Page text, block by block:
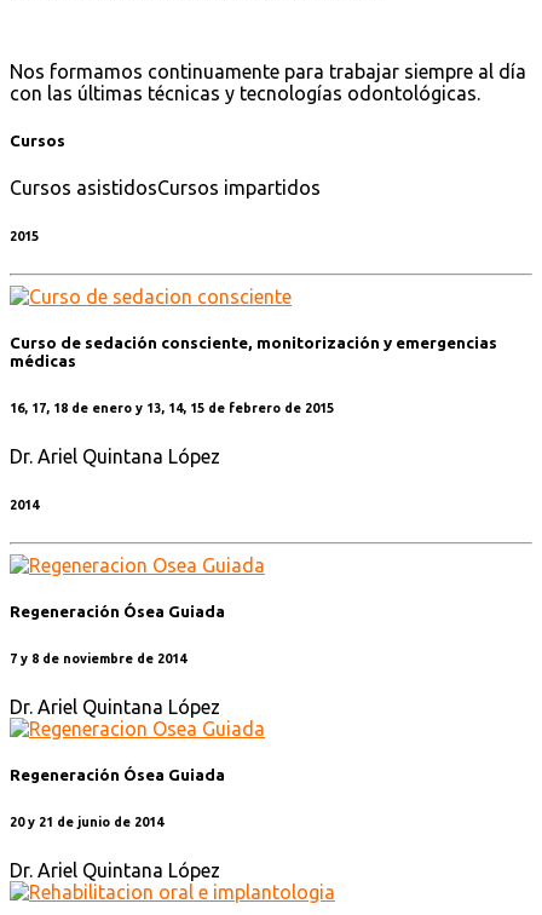
Nos formamos continuamente para trabajar siempre al día
con las últimas técnicas y tecnologías odontológicas.
Cursos
Cursos asistidosCursos impartidos
2015
Curso de sedación consciente, monitorización y emergencias
médicas
16, 17, 18 de enero y 13, 14, 15 de febrero de 2015
Dr. Ariel Quintana López
2014
Regeneración Ósea Guiada
7 y 8 de noviembre de 2014
Dr. Ariel Quintana López
Regeneración Ósea Guiada
20 y 21 de junio de 2014
Dr. Ariel Quintana López